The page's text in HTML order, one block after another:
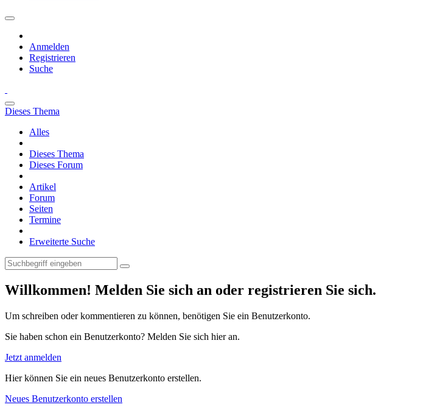
Anmelden
Registrieren
Suche
Dieses Thema
Alles
Dieses Thema
Dieses Forum
Artikel
Forum
Seiten
Termine
Erweiterte Suche
Willkommen! Melden Sie sich an oder registrieren Sie sich.
Um schreiben oder kommentieren zu können, benötigen Sie ein Benutzerkonto.
Sie haben schon ein Benutzerkonto? Melden Sie sich hier an.
Jetzt anmelden
Hier können Sie ein neues Benutzerkonto erstellen.
Neues Benutzerkonto erstellen